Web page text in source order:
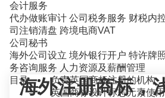
会计服务
代办做账审计 公司税务服务 财税内
司注销清盘 跨境电商VAT
公司秘书
海外公司设立 境外银行开户 特许牌
务咨询服务 人力资源及薪酬管理
海外注册商标，
目录
负责英国商标注册的机构
英国商标设计标志元素使